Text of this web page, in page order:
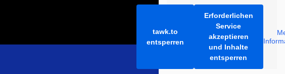
tawk.to
entsperren
Erforderlichen
Service
akzeptieren
und Inhalte
entsperren